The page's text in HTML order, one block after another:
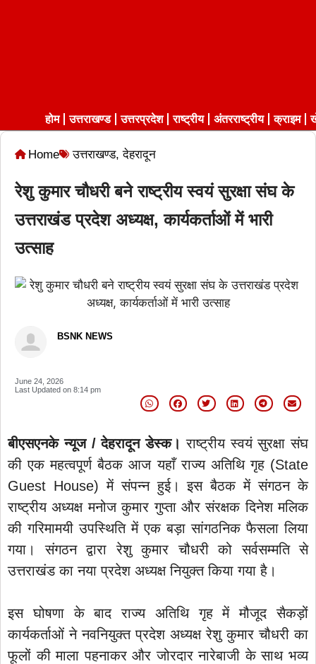
होम उत्तराखण्ड उत्तरप्रदेश राष्ट्रीय अंतरराष्ट्रीय क्राइम
Home उत्तराखण्ड,देहरादून
रेशु कुमार चौधरी बने राष्ट्रीय स्वयं सुरक्षा संघ के
उत्तराखंड प्रदेश अध्यक्ष, कार्यकर्ताओं में भारी
उत्साह
BSNK NEWS
June 24, 2026
Last Updated on 8:14 pm
बीएसएनके न्यूज / देहरादून डेस्क। राष्ट्रीय स्वयं सुरक्षा संघ
की एक महत्वपूर्ण बैठक आज यहाँ राज्य अतिथि गृह (State
Guest House) में संपन्न हुई। इस बैठक में संगठन के
राष्ट्रीय अध्यक्ष मनोज कुमार गुप्ता और संरक्षक दिनेश मलिक
की गरिमामयी उपस्थिति में एक बड़ा सांगठनिक फैसला लिया
गया। संगठन द्वारा रेशु कुमार चौधरी को सर्वसम्मति से
उत्तराखंड का नया प्रदेश अध्यक्ष नियुक्त किया गया है।
इस घोषणा के बाद राज्य अतिथि गृह में मौजूद सैकड़ों
कार्यकर्ताओं ने नवनियुक्त प्रदेश अध्यक्ष रेशु कुमार चौधरी का
फूलों की माला पहनाकर और जोरदार नारेबाजी के साथ भव्य